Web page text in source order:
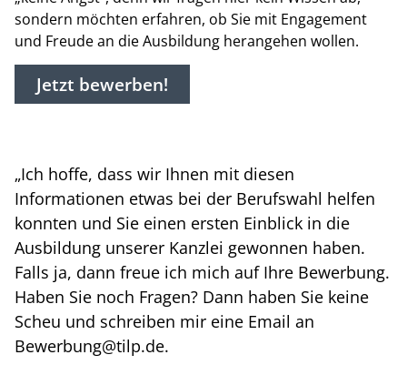
sondern möchten erfahren, ob Sie mit Engagement
und Freude an die Ausbildung herangehen wollen.
Jetzt bewerben!
„Ich hoffe, dass wir Ihnen mit diesen
Informationen etwas bei der Berufswahl helfen
konnten und Sie einen ersten Einblick in die
Ausbildung unserer Kanzlei gewonnen haben.
Falls ja, dann freue ich mich auf Ihre Bewerbung.
Haben Sie noch Fragen? Dann haben Sie keine
Scheu und schreiben mir eine Email an
Bewerbung@tilp.de.